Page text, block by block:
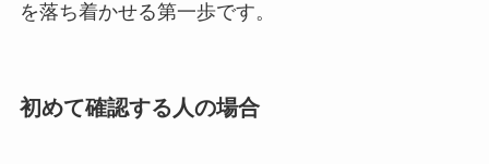
を落ち着かせる第一歩です。
初めて確認する人の場合